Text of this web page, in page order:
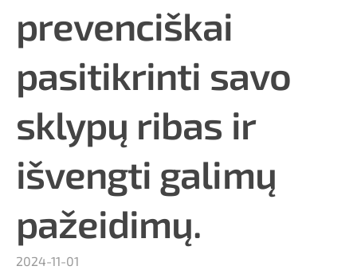
prevenciškai
pasitikrinti savo
sklypų ribas ir
išvengti galimų
pažeidimų.
2024-11-01